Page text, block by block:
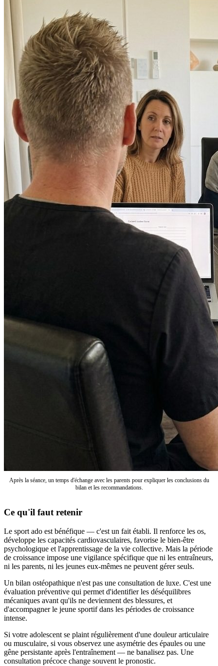
Après la séance, un temps d'échange avec les parents pour expliquer les conclusions du
bilan et les recommandations.
Ce qu'il faut retenir
Le sport ado est bénéfique — c'est un fait établi. Il renforce les os,
développe les capacités cardiovasculaires, favorise le bien-être
psychologique et l'apprentissage de la vie collective. Mais la période
de croissance impose une vigilance spécifique que ni les entraîneurs,
ni les parents, ni les jeunes eux-mêmes ne peuvent gérer seuls.
Un bilan ostéopathique n'est pas une consultation de luxe. C'est une
évaluation préventive qui permet d'identifier les déséquilibres
mécaniques avant qu'ils ne deviennent des blessures, et
d'accompagner le jeune sportif dans les périodes de croissance
intense.
Si votre adolescent se plaint régulièrement d'une douleur articulaire
ou musculaire, si vous observez une asymétrie des épaules ou une
gêne persistante après l'entraînement — ne banalisez pas. Une
consultation précoce change souvent le pronostic.